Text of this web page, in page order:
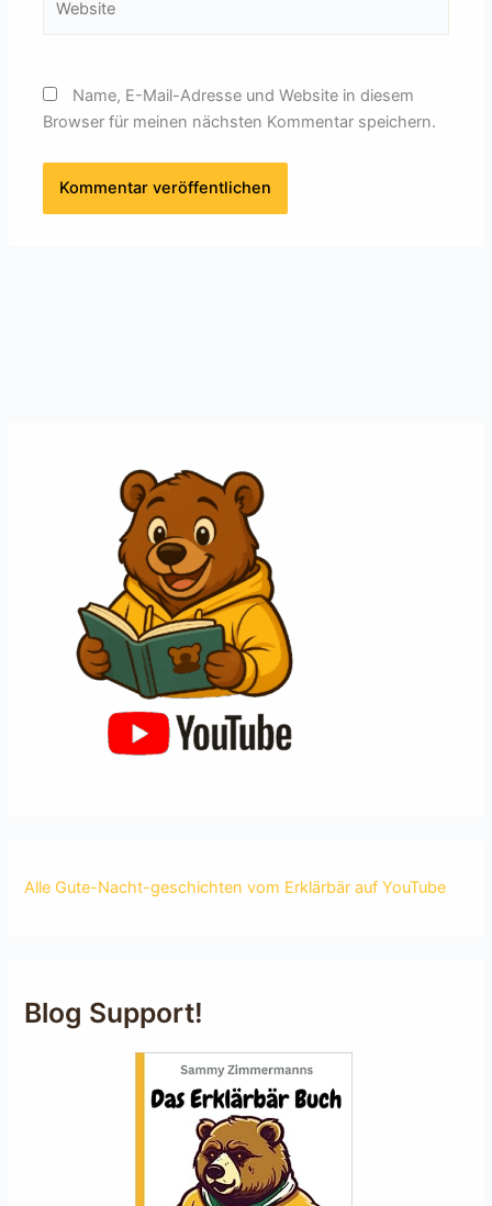
Name, E-Mail-Adresse und Website in diesem
Browser für meinen nächsten Kommentar speichern.
Alle Gute-Nacht-geschichten vom Erklärbär auf YouTube
Blog Support!